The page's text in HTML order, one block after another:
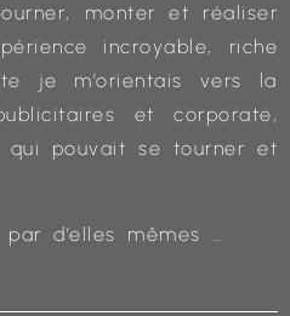
monter et réaliser
incroyable, riche
je m’orientais vers la
et corporate,
pouvait se tourner et
d’elles mêmes …